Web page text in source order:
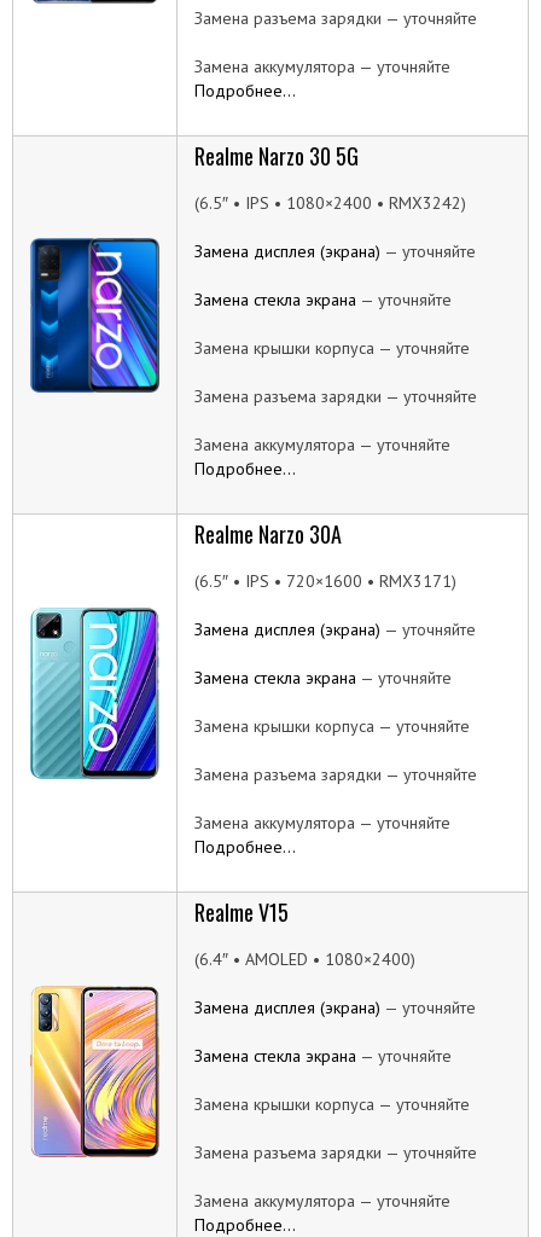
Замена разъема зарядки — уточняйте
Замена аккумулятора — уточняйте
Подробнее…
Realme Narzo 30 5G
(6.5″ • IPS • 1080×2400 • RMX3242)
Замена дисплея (экрана) — уточняйте
Замена стекла экрана — уточняйте
Замена крышки корпуса — уточняйте
Замена разъема зарядки — уточняйте
Замена аккумулятора — уточняйте
Подробнее…
Realme Narzo 30A
(6.5″ • IPS • 720×1600 • RMX3171)
Замена дисплея (экрана) — уточняйте
Замена стекла экрана — уточняйте
Замена крышки корпуса — уточняйте
Замена разъема зарядки — уточняйте
Замена аккумулятора — уточняйте
Подробнее…
Realme V15
(6.4″ • AMOLED • 1080×2400)
Замена дисплея (экрана) — уточняйте
Замена стекла экрана — уточняйте
Замена крышки корпуса — уточняйте
Замена разъема зарядки — уточняйте
Замена аккумулятора — уточняйте
Подробнее…